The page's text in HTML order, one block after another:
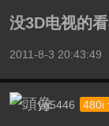
没3D电视的
2011-8-3 20:43:49
yg5446 480i